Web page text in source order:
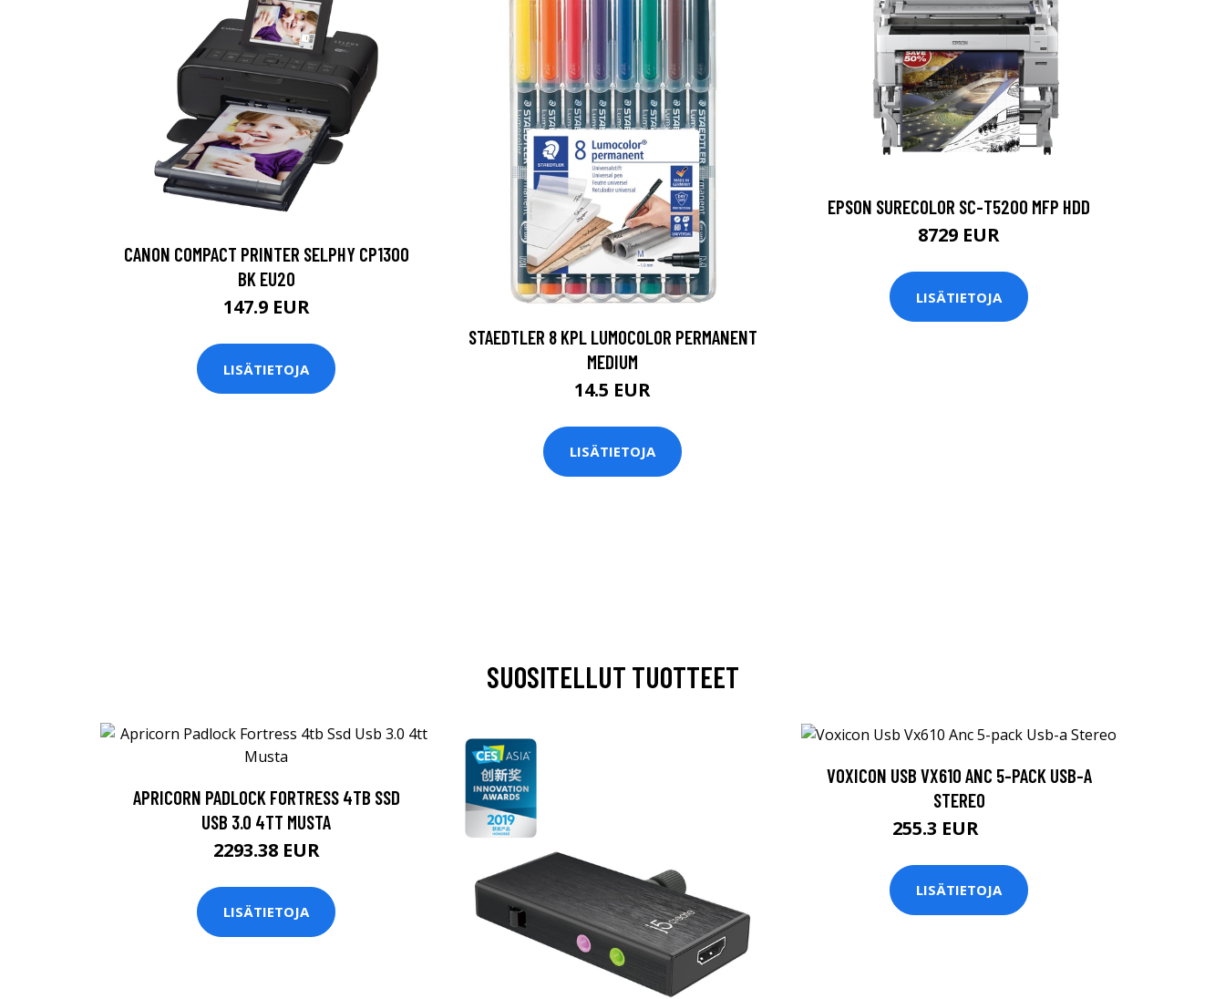
CANON COMPACT PRINTER SELPHY CP1300
BK EU20
147.9 EUR
LISÄTIETOJA
STAEDTLER 8 KPL LUMOCOLOR PERMANENT
MEDIUM
14.5 EUR
LISÄTIETOJA
EPSON SURECOLOR SC-T5200 MFP HDD
8729 EUR
LISÄTIETOJA
SUOSITELLUT TUOTTEET
APRICORN PADLOCK FORTRESS 4TB SSD
USB 3.0 4TT MUSTA
2293.38 EUR
LISÄTIETOJA
VOXICON USB VX610 ANC 5-PACK USB-A
STEREO
255.3 EUR
LISÄTIETOJA